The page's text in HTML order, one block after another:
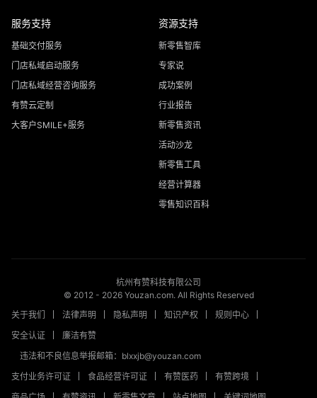
服务支持
基础交付服务
门店私域启动服务
门店私域经营咨询服务
有赞云定制
大客户SMILE+服务
资源支持
新零售智库
专家说
成功案例
行业报告
新零售资讯
活动沙龙
新零售工具
经营计算器
零售知识百科
杭州有赞科技有限公司
© 2012 - 2026Youzan.com. All Rights Reserved
关于我们
法律声明 隐私声明 知识产权
规则中心
安全认证
廉洁有赞
违法和不良信息举报邮箱：blxxjb@youzan.com
支付业务许可证
食品经营许可证 有赞医药
有赞跨境